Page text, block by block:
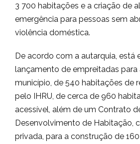
3 700 habitações e a criação de
emergência para pessoas sem
violência doméstica.
De acordo com a autarquia, está
lançamento de empreitadas para
município, de 540 habitações de
pelo IHRU, de cerca de 960
acessível, além de um Contrato
Desenvolvimento de Habitação,
privada, para a construção de